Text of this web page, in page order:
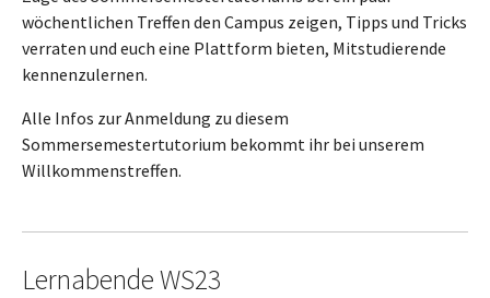
wöchentlichen Treffen den Campus zeigen, Tipps und Tricks
verraten und euch eine Plattform bieten, Mitstudierende
kennenzulernen.
Alle Infos zur Anmeldung zu diesem
Sommersemestertutorium bekommt ihr bei unserem
Willkommenstreffen.
Lernabende WS23